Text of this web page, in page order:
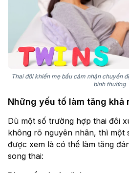
Thai đôi khiến mẹ bầu cảm nhận chuyển
bình thường
Những yếu tố làm tăng khả
Dù một số trường hợp thai đôi
không rõ nguyên nhân, thì một
được xem là có thể làm tăng
song thai: